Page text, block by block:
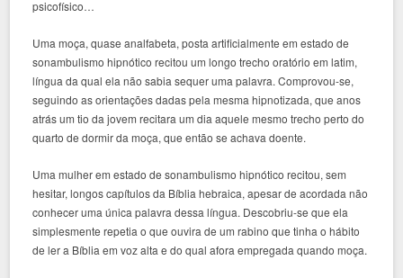
psicofísico…
Uma moça, quase analfabeta, posta artificialmente em estado de
sonambulismo hipnótico recitou um longo trecho oratório em latim,
língua da qual ela não sabia sequer uma palavra. Comprovou-se,
seguindo as orientações dadas pela mesma hipnotizada, que anos
atrás um tio da jovem recitara um dia aquele mesmo trecho perto do
quarto de dormir da moça, que então se achava doente.
Uma mulher em estado de sonambulismo hipnótico recitou, sem
hesitar, longos capítulos da Bíblia hebraica, apesar de acordada não
conhecer uma única palavra dessa língua. Descobriu-se que ela
simplesmente repetia o que ouvira de um rabino que tinha o hábito
de ler a Bíblia em voz alta e do qual afora empregada quando moça.